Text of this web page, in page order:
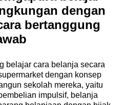
dengan
bertanggung
belajar cara belanja secara
dengan konsep
sekolah mereka, yaitu
impulsif, belanja